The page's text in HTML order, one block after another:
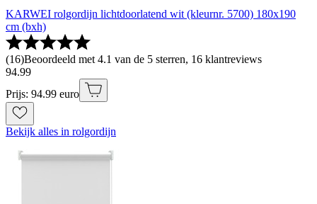
KARWEI rolgordijn lichtdoorlatend wit (kleurnr. 5700) 180x190
cm (bxh)
(16)Beoordeeld met 4.1 van de 5 sterren, 16 klantreviews
94.99
Prijs: 94.99 euro
Bekijk alles in rolgordijn